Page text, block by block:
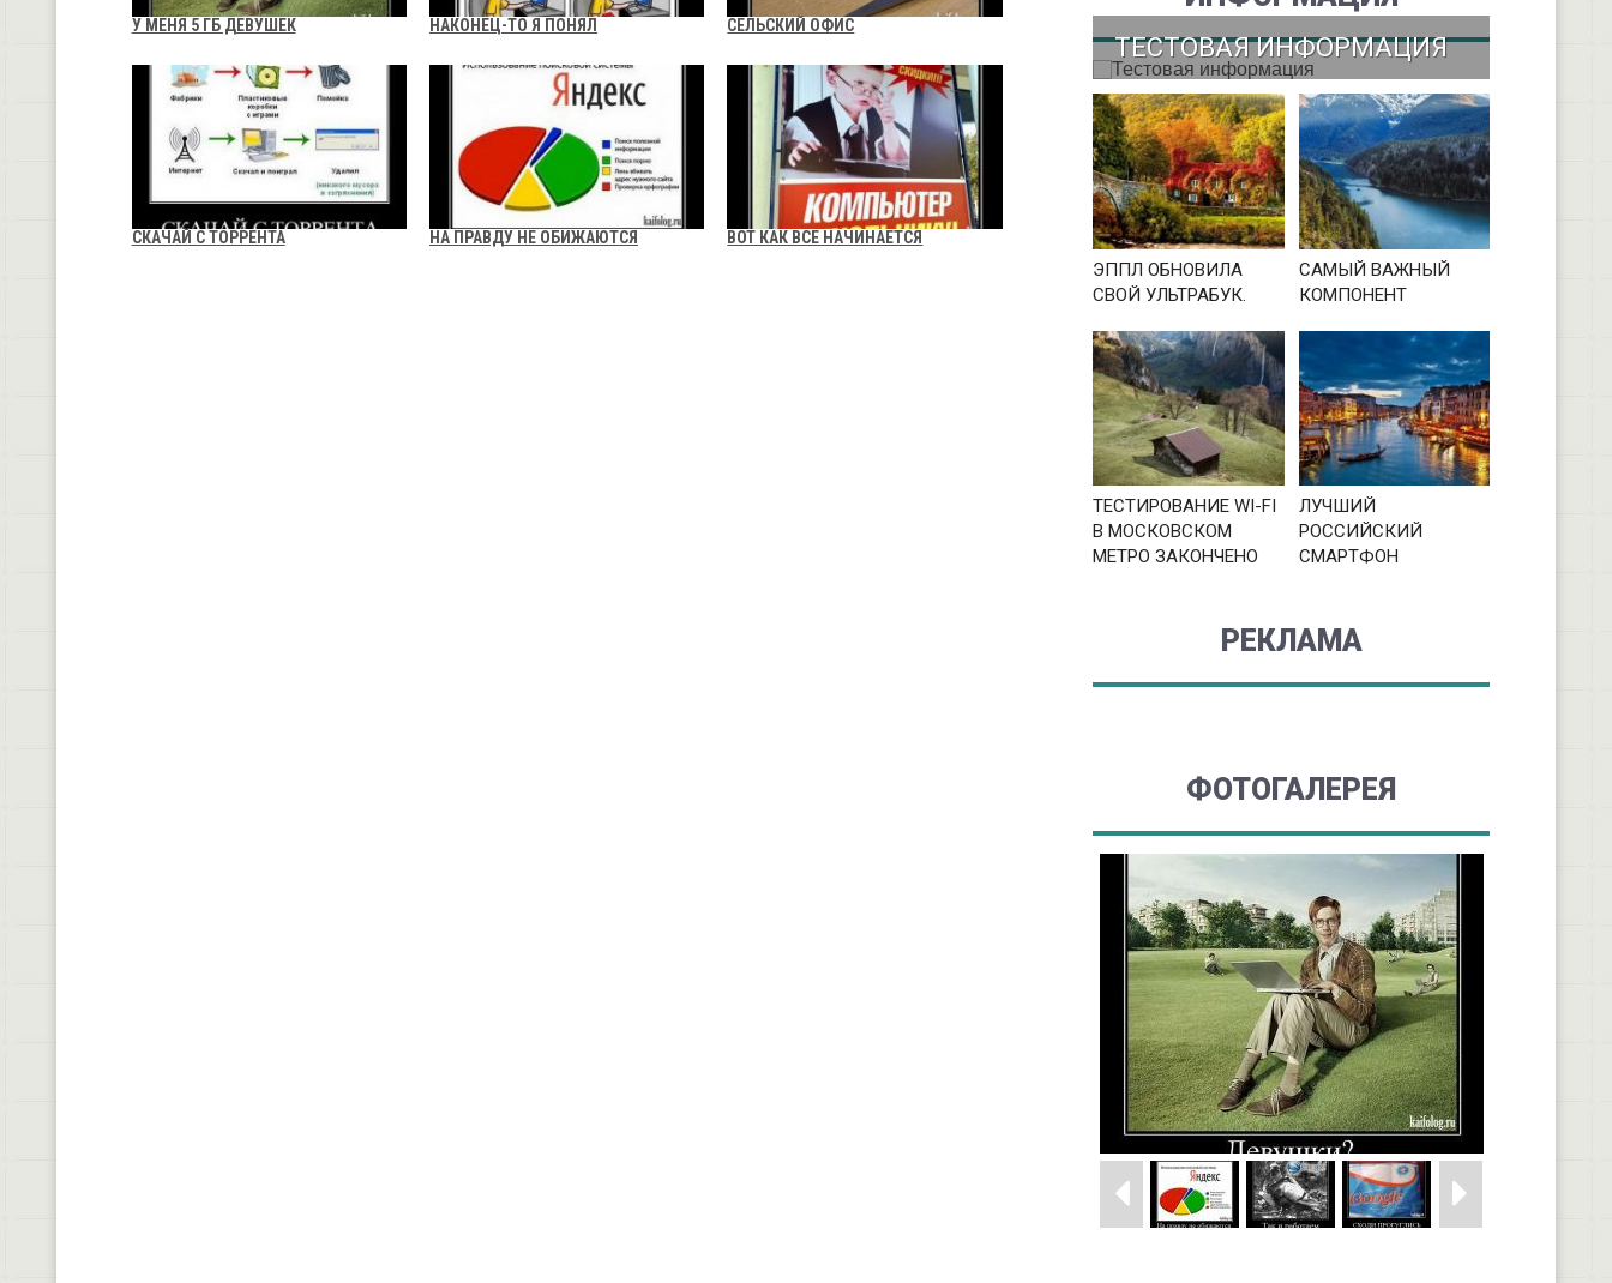
У МЕНЯ 5 ГБ ДЕВУШЕК НАКОНЕЦ-ТО Я ПОНЯЛ СЕЛЬСКИЙ ОФИС
СКАЧАЙ С ТОРРЕНТА НА ПРАВДУ НЕ ОБИЖАЮТСЯ ВОТ КАК ВСЕ НАЧИНАЕТСЯ
ТЕСТОВАЯ ИНФОРМАЦИЯ
ЭППЛ ОБНОВИЛА
СВОЙ УЛЬТРАБУК.
САМЫЙ ВАЖНЫЙ
КОМПОНЕНТ
ТЕСТИРОВАНИЕ WI-FI
В МОСКОВСКОМ
МЕТРО ЗАКОНЧЕНО
ЛУЧШИЙ
РОССИЙСКИЙ
СМАРТФОН
РЕКЛАМА
ФОТОГАЛЕРЕЯ